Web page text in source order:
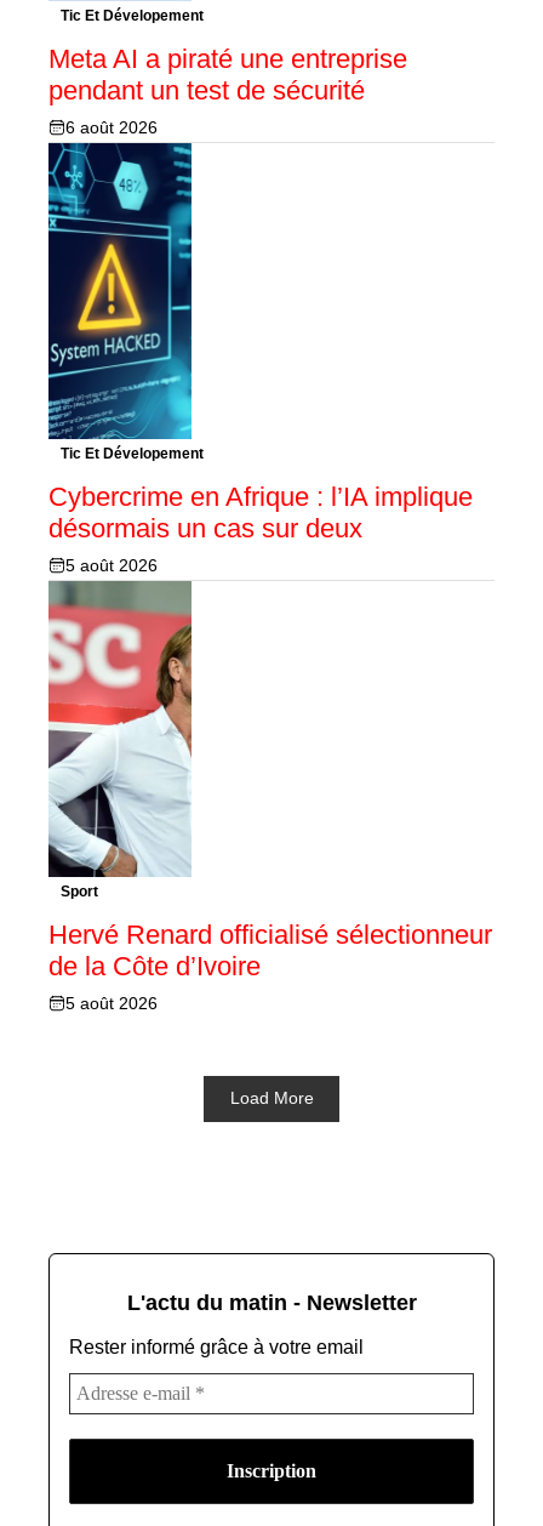
Tic Et Dévelopement
Meta AI a piraté une entreprise
pendant un test de sécurité
6 août 2026
Tic Et Dévelopement
Cybercrime en Afrique : l’IA implique
désormais un cas sur deux
5 août 2026
Sport
Hervé Renard officialisé sélectionneur
de la Côte d’Ivoire
5 août 2026
Load More
L'actu du matin - Newsletter
Rester informé grâce à votre email